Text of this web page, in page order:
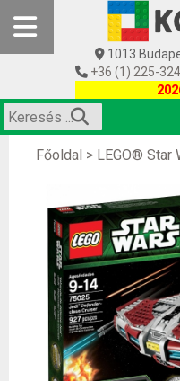
1013
+36 (1) 225-
Főoldal > LEGO® Star